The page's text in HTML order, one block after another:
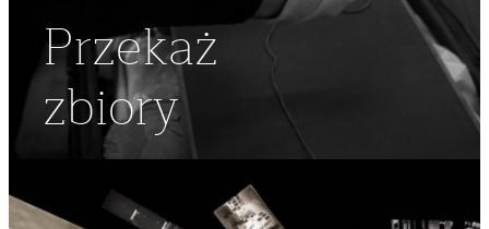
Przekaż
zbiory